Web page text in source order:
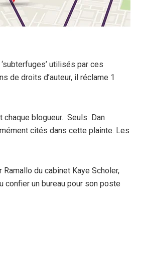
utilisés par ces
de droits d’auteur, il réclame 1
chaque blogueur. Seuls Dan
cités dans cette plainte. Les
du cabinet Kaye Scholer,
confier un bureau pour son poste